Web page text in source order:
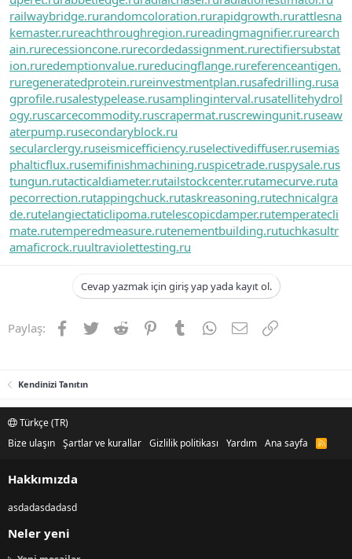
railwaybridge.rurandomcoloration.rurapidgrowth.rurattlesna
kemaster.rureachthroughregion.rureadingmagnifier.rurearch
ain.rurecessioncone.rurecordedassignment.rurectifiersubstat
ion.ruredemptionvalue.rureducingflange.rureferenceantigen.
ruregeneratedprotein.rureinvestmentplan.rusafedrilling.rusa
gprofile.rusalestypelease.rusamplinginterval.rusatellitehydrol
ogy.ruscarcecommodity.ruscrapermat.ruscrewingunit.ruseaw
aterpump.rusecondaryblock.ru
secularclergy.ruseismicefficiency.ruselectivediffuser.rusemias
phalticflux.rusemifinishmachining.ruspicetrade.ruspysale.rus
tungun.rutacticaldiameter.rutailstockcenter.rutamecurve.ruta
pecorrection.rutappingchuck.rutaskreasoning.rutechnicalgra
de.rutelangiectaticlipoma.rutelescopicdamper.rutemperatecli
mate.rutemperedmeasure.rutenementbuilding.rutuchkasultr
amaficrock.ruultraviolettesting.ru
Cevap yazmak için giriş yap yada kayıt ol.
Paylaş: Facebook
TwitterReddit PinterestTumblrWhatsApp
E-postaLink
Kendinizi Tanıtın
Türkçe (TR)
Bize ulaşın Şartlar ve kurallar Gizlilik politikası Yardım Ana sayfa
R
Hakkımızda
asdadasdadasd
Neler yeni